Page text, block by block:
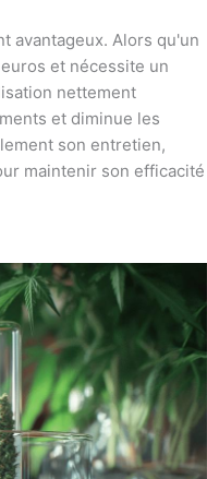
avantageux. Alors qu'un
et nécessite un
nettement
et diminue les
son entretien,
maintenir son efficacité